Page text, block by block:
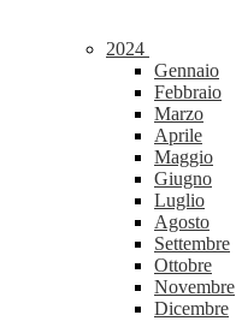
2024
Gennaio
Febbraio
Marzo
Aprile
Maggio
Giugno
Luglio
Agosto
Settembre
Ottobre
Novembre
Dicembre